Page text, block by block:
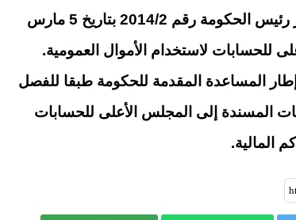
الجديدة للجمعيات، وتبعا لمنشور رئيس الحكومة رقم 2014/2 بتاريخ 5 مارس
المساعدة المقدمة للحكومة طبقا للفصل
المسندة إلى المجلس الأعلى للحسابات
المالية.